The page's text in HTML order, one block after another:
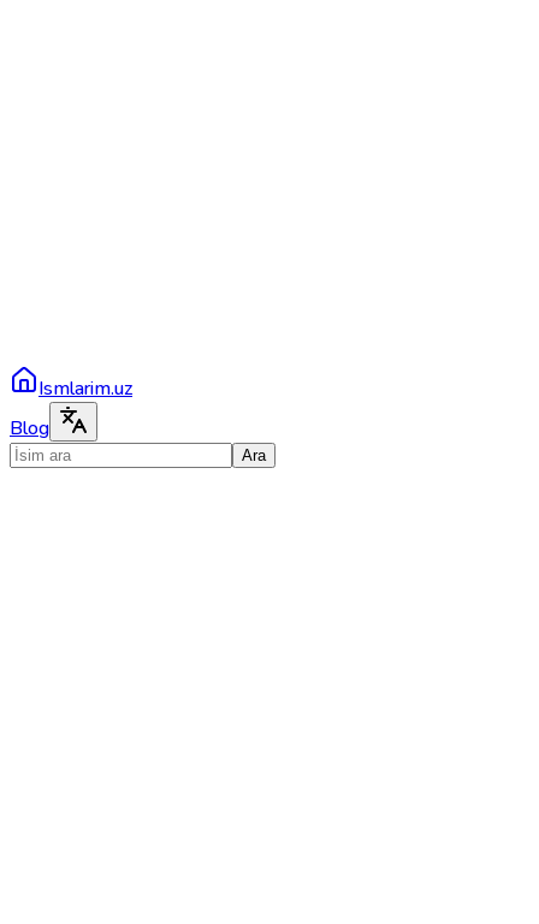
Ismlarim.uz
Blog
Ara